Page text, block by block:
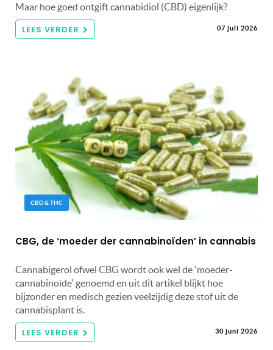
Maar hoe goed ontgift cannabidiol (CBD) eigenlijk?
LEES VERDER 07 juli 2026
CBD & THC
CBG, de ‘moeder der cannabinoïden’ in cannabis
Cannabigerol ofwel CBG wordt ook wel de 'moeder-
cannabinoïde' genoemd en uit dit artikel blijkt hoe
bijzonder en medisch gezien veelzijdig deze stof uit de
cannabisplant is.
LEES VERDER 30 juni 2026